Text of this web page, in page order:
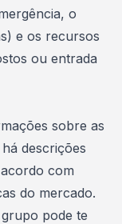
o
e os recursos
ou entrada
sobre as
descrições
com
do mercado.
pode te